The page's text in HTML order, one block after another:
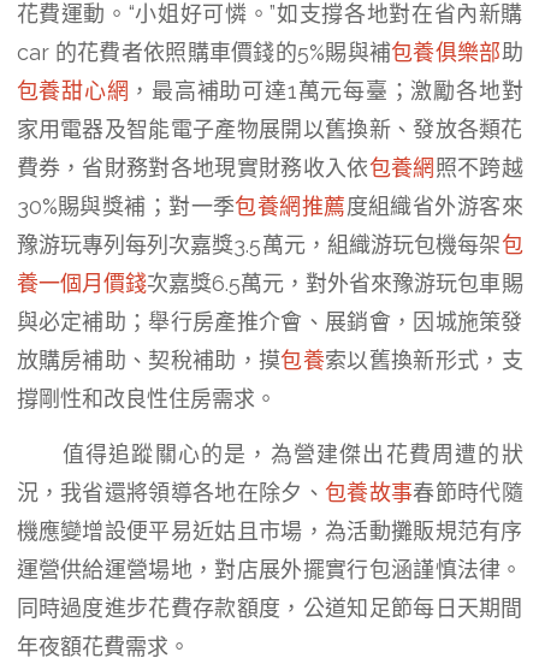
花費運動。“小姐好可憐。”如支撐各地對在省內新購
car 的花費者依照購車價錢的5%賜與補包養俱樂部助
包養甜心網 ，最高補助可達1萬元每臺；激勵各地對
家用電器及智能電子產物展開以舊換新、發放各類花
費券，省財務對各地現實財務收入依包養網照不跨越
30%賜與獎補；對一季包養網推薦度組織省外游客來
豫游玩專列每列次嘉獎3.5萬元，組織游玩包機每架包
養一個月價錢次嘉獎6.5萬元，對外省來豫游玩包車賜
與必定補助；舉行房產推介會、展銷會，因城施策發
放購房補助、契稅補助，摸包養索以舊換新形式，支
撐剛性和改良性住房需求。
值得追蹤關心的是，為營建傑出花費周遭的狀
況，我省還將領導各地在除夕、 包養故事春節時代隨
機應變增設便平易近姑且市場，為活動攤販規范有序
運營供給運營場地，對店展外擺實行包涵謹慎法律。
同時過度進步花費存款額度，公道知足節每日天期間
年夜額花費需求。